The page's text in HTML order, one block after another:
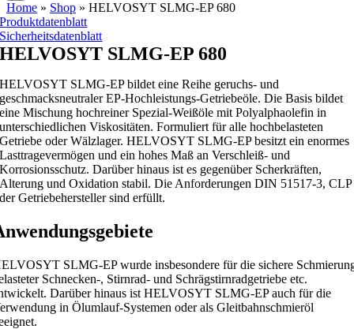
Home » Shop » HELVOSYT SLMG-EP 680
Produktdatenblatt
Sicherheitsdatenblatt
HELVOSYT SLMG-EP 680
HELVOSYT SLMG-EP bildet eine Reihe geruchs- und
geschmacksneutraler EP-Hochleistungs-Getriebeöle. Die Basis bildet
eine Mischung hochreiner Spezial-Weißöle mit Polyalphaolefin in
unterschiedlichen Viskositäten. Formuliert für alle hochbelasteten
Getriebe oder Wälzlager. HELVOSYT SLMG-EP besitzt ein enormes
Lasttragevermögen und ein hohes Maß an Verschleiß- und
Korrosionsschutz. Darüber hinaus ist es gegenüber Scherkräften,
Alterung und Oxidation stabil. Die Anforderungen DIN 51517-3, CLP
der Getriebehersteller sind erfüllt.
SLMG-EP wurde insbesondere für die sichere
Schnecken-, Stirnrad- und Schrägstirnradgetriebe etc.
Darüber hinaus ist HELVOSYT SLMG-EP auch für die
in Ölumlauf-Systemen oder als Gleitbahnschmieröl